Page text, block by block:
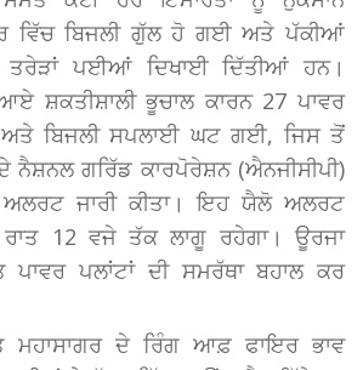
ਵਿੱਚ ਬਿਜਲੀ ਗੁੱਲ ਹੋ ਗਈ ਅਤੇ ਪੱਕੀਆਂ
ਪਈਆਂ ਦਿਖਾਈ ਦਿੱਤੀਆਂ ਹਨ।
ਸ਼ਕਤੀਸ਼ਾਲੀ ਭੂਚਾਲ ਕਾਰਨ 27 ਪਾਵਰ
ਬਿਜਲੀ ਸਪਲਾਈ ਘਟ ਗਈ, ਜਿਸ ਤੋਂ
ਨੈਸ਼ਨਲ ਗਰਿੱਡ ਕਾਰਪੋਰੇਸ਼ਨ (ਐਨਜੀਸੀਪੀ)
ਜਾਰੀ ਕੀਤਾ। ਇਹ ਯੈਲੋ ਅਲਰਟ
12 ਵਜੇ ਤੱਕ ਲਾਗੂ ਰਹੇਗਾ। ਊਰਜਾ
ਪਾਵਰ ਪਲਾਂਟਾਂ ਦੀ ਸਮਰੱਥਾ ਬਹਾਲ ਕਰ
ਮਹਾਸਾਗਰ ਦੇ ਰਿੰਗ ਆਫ਼ ਫਾਇਰ ਭਾਵ